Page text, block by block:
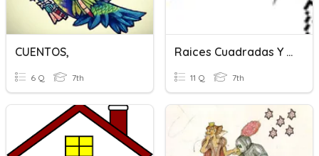
CUENTOS,
6 Q 7th
Raices Cuadradas Y Cubicas
11 Q 7th